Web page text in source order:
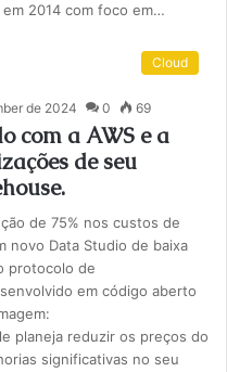
2014 com foco em…
Cloud
de 2024 0 69
com a AWS e a
de seu
de 75% nos custos de
novo Data Studio de baixa
protocolo de
em código aberto
planeja reduzir os preços do
significativas no seu